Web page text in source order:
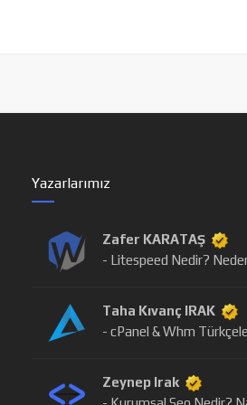
Yazarlarımız
Zafer KARATAŞ
- Litespeed Nedir?
Taha Kıvanç IRAK
- cPanel & Whm
Zeynep Irak